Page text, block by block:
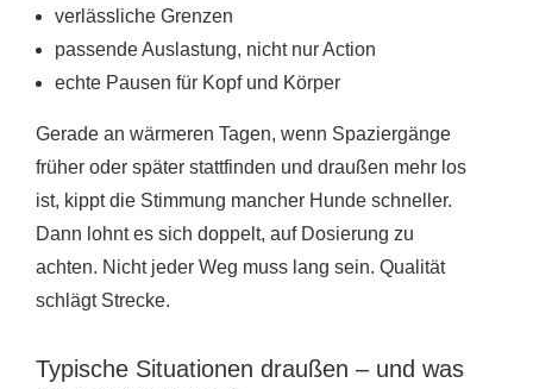
verlässliche Grenzen
passende Auslastung, nicht nur Action
echte Pausen für Kopf und Körper
Gerade an wärmeren Tagen, wenn Spaziergänge
früher oder später stattfinden und draußen mehr los
ist, kippt die Stimmung mancher Hunde schneller.
Dann lohnt es sich doppelt, auf Dosierung zu
achten. Nicht jeder Weg muss lang sein. Qualität
schlägt Strecke.
Typische Situationen draußen – und was